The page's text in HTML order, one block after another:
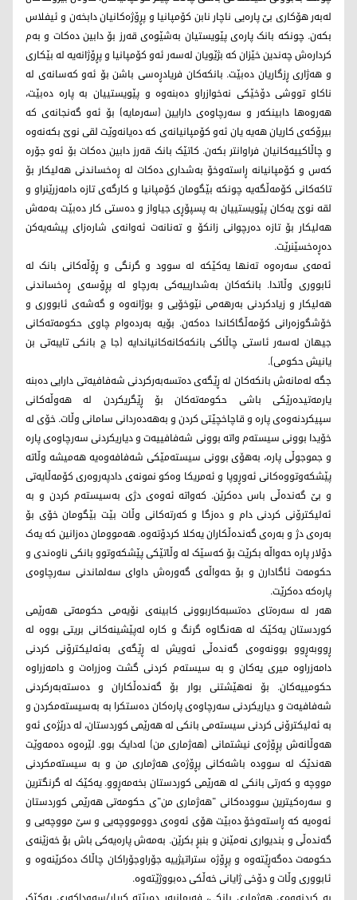
لەبەر هۆکاری بێ پارەیی ناچار نابن کۆمپانیا و پڕۆژەکانیان دابخەن و ئیفلاس
بکەن. چونکە بانک پارەی پێویستیان بەشێوەی قەرز بۆ دابین دەکات و بەم
کردارەش چەندین خێزان کە بژێویان لەسەر ئەو کۆمپانیا و پڕۆژانەیە لە بێکاری
و هەژاری ڕزگاریان دەبێت. بانکەکان فریادڕەسی باشن بۆ ئەو کەسانەی لە
ناکاو تووشی دۆخێکی نەخوازراو دەبنەوە و پێویستییان بە پارە دەبێت،
هەروەها دابینکەر و سەرچاوەی دارایین (سەرمایە) بۆ ئەو گەنجانەی کە
بیرۆکەی کاریان هەیە یان ئەو کۆمپانیانەی کە دەیانەوێت لقی نوێ بکەنەوە
و چاڵاکییەکانیان فراوانتر بکەن. کاتێک بانک قەرز دابین دەکات بۆ ئەو جۆرە
کەس و کۆمپانیانە ڕاستەوخۆ بەشداری دەکات لە ڕەخساندنی هەلیکار بۆ
تاکەکانی کۆمەڵگەیە چونکە بێگومان کۆمپانیا و کارگەی تازە دامەزرێنراو و
لقە نوێ یەکان پێویستییان بە پسپۆڕی جیاواز و دەستی کار دەبێت بەمەش
هەلیکار بۆ تازە دەرچوانی زانکۆ و تەنانەت ئەوانەی شارەزای پیشەیەکن
دەڕەخسێنرێت.
ئەمەی سەرەوە تەنها یەکێکە لە سوود و گرنگی و ڕۆڵەکانی بانک لە
ئابووری وڵاتدا. بانکەکان بەشدارییەکی بەرچاو لە پڕۆسەی ڕەخساندنی
هەلیکار و زیادکردنی بەرهەمی نێوخۆیی و بوژانەوە و گەشەی ئابووری و
خۆشگوزەرانی کۆمەڵگاکاندا دەکەن. بۆیە بەردەوام چاوی حکومەتەکانی
جیهان لەسەر ئاستی چاڵاکی بانکەکانەکانیاندایە (جا چ بانکی تایبەتی بن
یانیش حکومی).
جگە لەمانەش بانکەکان لە ڕێگەی دەتسەبەرکردنی شەفافیەتی دارایی دەبنە
یارمەتیدەرێکی باشی حکومەتەکان بۆ ڕێگریکردن لە هەوڵەکانی
سپیکردنەوەی پارە و قاچاخچێتی کردن و بەهەدەردانی سامانی وڵات. خۆی لە
خۆیدا بوونی سیستەم واتە بوونی شەفافییەت و دیاریکردنی سەرچاوەی پارە
و جموجوڵی پارە، بەهۆی بوونی سیستەمێکی شەفافەوەیە هەمیشە وڵاتە
پێشکەوتووەکانی ئەوڕوپا و ئەمریکا وەکو نمونەی دادپەروەری کۆمەڵایەتی
و بێ گەندەڵی باس دەکرێن. کەواتە ئەوەی دژی بەسیستەم کردن و بە
ئەلیکترۆنی کردنی دام و دەزگا و کەرتەکانی وڵات بێت بێگومان خۆی بۆ
بەرەی دژ و بەرەی گەندەڵکاران یەکلا کردۆتەوە. هەموومان دەزانین کە یەک
دۆلار پارە حەواڵە بکرێت بۆ کەسێک لە وڵاتێکی پێشکەوتوو بانکی ناوەندی و
حکومەت ئاگادارن و بۆ حەواڵەی گەورەش داوای سەلماندنی سەرچاوەی
پارەکە دەکرێت.
هەر لە سەرەتای دەتسبەکاربوونی کابینەی نۆیەمی حکومەتی هەرێمی
کوردستان یەکێک لە هەنگاوە گرنگ و کارە لەپێشینەکانی بریتی بووە لە
ڕووبەڕوو بوونەوەی گەندەڵی ئەویش لە ڕێگەی بەئەلیکترۆنی کردنی
دامەزراوە میری یەکان و بە سیستەم کردنی گشت وەزراەت و دامەزراوە
حکومییەکان. بۆ نەهێشتنی بوار بۆ گەندەڵکاران و دەستەبەرکردنی
شەفافیەت و دیاریکردنی سەرچاوەی پارەکان دەستکرا بە بەسیستەمکردن و
بە ئەلیکترۆنی کردنی سیستەمی بانکی لە هەرێمی کوردستان، لە درێژەی ئەو
هەوڵانەش پڕۆژەی نیشتمانی (هەژماری من) لەدایک بوو. لێرەوە دەمەوێت
هەندێک لە سوودە باشەکانی پڕۆژەی هەژماری من و بە سیستەمکردنی
مووچە و کەرتی بانکی لە هەرێمی کوردستان بخەمەڕوو. یەکێک لە گرنگترین
و سەرەکیترین سوودەکانی "هەژماری من"ی حکومەتی هەرێمی کوردستان
ئەوەیە کە ڕاستەوخۆ دەبێت هۆی ئەوەی دوومووچەیی و سێ مووچەیی و
گەندەڵی و بندیواری نەمێنن و بنبڕ بکرێن. بەمەش پارەیەکی باش بۆ خەزێنەی
حکومەت دەگەڕێتەوە و پڕۆژە ستراتیژییە جۆراوجۆراکان چاڵاک دەکرێنەوە و
ئابووری وڵات و دۆخی ژایانی خەڵکی دەبووژێتەوە.